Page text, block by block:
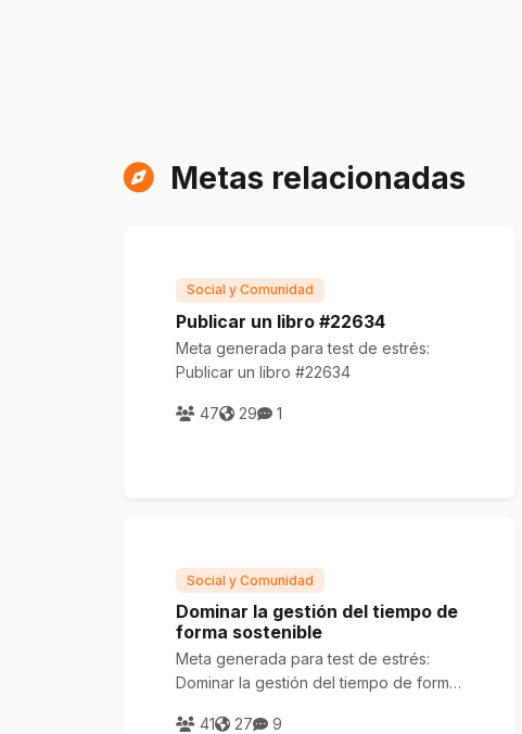
Metas relacionadas
Social y Comunidad
Publicar un libro #22634
Meta generada para test de estrés:
Publicar un libro #22634
47 29 1
Social y Comunidad
Dominar la gestión del tiempo de
forma sostenible
Meta generada para test de estrés:
Dominar la gestión del tiempo de forma
41
27 9